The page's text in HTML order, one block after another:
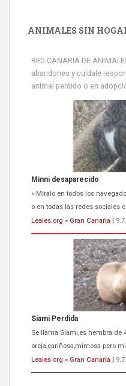
ANIMALES SIN
RED CANARIA DE
abandones y cuídale
animal perdido o en
Siami Perdida
Se llama Siami,es hembra de
oreja,cariñosa,mimosa pero
Leales.org » Gran Canaria
ADOPCIÓN URGENTE
El ayuntamiento se va a llevar
próximos días, ella incluida...
Leales.org » Gran Canaria